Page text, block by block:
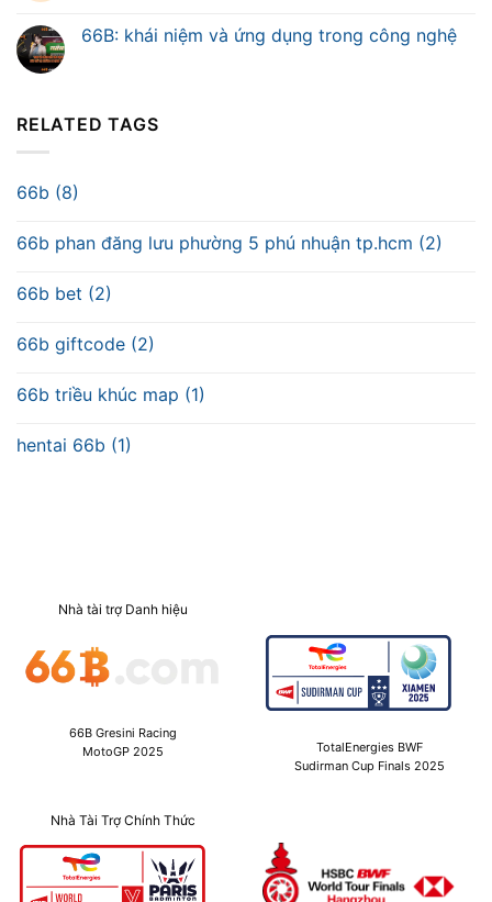
66B: khái niệm và ứng dụng trong công nghệ
RELATED TAGS
66b (8)
66b phan đăng lưu phường 5 phú nhuận tp.hcm (2)
66b bet (2)
66b giftcode (2)
66b triều khúc map (1)
hentai 66b (1)
Nhà tài trợ Danh hiệu
66B Gresini Racing
MotoGP 2025
TotalEnergies BWF
Sudirman Cup Finals 2025
Nhà Tài Trợ Chính Thức